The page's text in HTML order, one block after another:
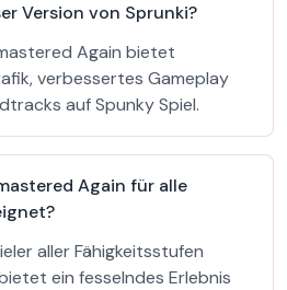
Version von Sprunki?
Again bietet
verbessertes Gameplay
auf Spunky Spiel.
Again für alle
aller Fähigkeitsstufen
ein fesselndes Erlebnis